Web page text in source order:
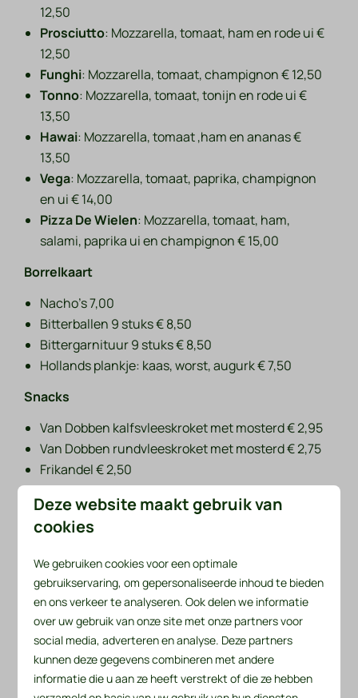
12,50
Prosciutto: Mozzarella, tomaat, ham en rode ui €
12,50
Funghi: Mozzarella, tomaat, champignon € 12,50
Tonno: Mozzarella, tomaat, tonijn en rode ui €
13,50
Hawai: Mozzarella, tomaat ,ham en ananas €
13,50
Vega: Mozzarella, tomaat, paprika, champignon
en ui € 14,00
Pizza De Wielen: Mozzarella, tomaat, ham,
salami, paprika ui en champignon € 15,00
Borrelkaart
Nacho's 7,00
Bitterballen 9 stuks € 8,50
Bittergarnituur 9 stuks € 8,50
Hollands plankje: kaas, worst, augurk € 7,50
Snacks
Van Dobben kalfsvleeskroket met mosterd € 2,95
Van Dobben rundvleeskroket met mosterd € 2,75
Frikandel € 2,50
Frikandel met mayonaise € 2,75
Frikandel speciaal met mayonaise, ketchup en ui €
3,50
3,50
Kaassouffle € 2,50
Bami schijf € 2,50
Kip nuggets 6 stuks € 3,75
Los broodje € 0,75
Mayo, ketchup, curry € 0,70
Deze website maakt gebruik van
cookies
We gebruiken cookies voor een optimale
gebruikservaring, om gepersonaliseerde inhoud te bieden
en ons verkeer te analyseren. Ook delen we informatie
over uw gebruik van onze site met onze partners voor
social media, adverteren en analyse. Deze partners
kunnen deze gegevens combineren met andere
informatie die u aan ze heeft verstrekt of die ze hebben